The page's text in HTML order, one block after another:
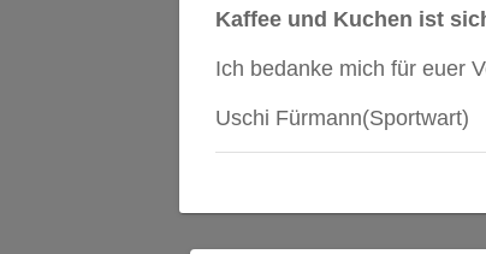
Kaffee und Kuchen ist
Ich bedanke mich für euer
Uschi Fürmann(Sportwart)